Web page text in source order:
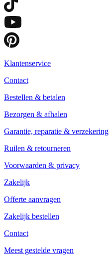
Klantenservice
Contact
Bestellen & betalen
Bezorgen & afhalen
Garantie, reparatie & verzekering
Ruilen & retourneren
Voorwaarden & privacy
Zakelijk
Offerte aanvragen
Zakelijk bestellen
Contact
Meest gestelde vragen